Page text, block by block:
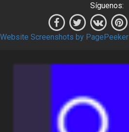
Síguenos:
Website Screenshots by PagePeeker